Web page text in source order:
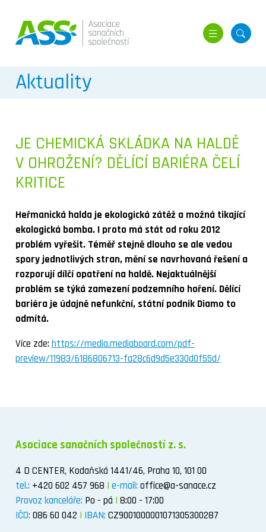
MENU
Aktuality
JE CHEMICKÁ SKLÁDKA NA HALDĚ
V OHROŽENÍ? DĚLÍCÍ BARIÉRA ČELÍ
KRITICE
Heřmanická halda je ekologická zátěž a možná tikající
ekologická bomba. I proto má stát od roku 2012
problém vyřešit. Téměř stejně dlouho se ale vedou
spory jednotlivých stran, mění se navrhovaná řešení a
rozporují dílčí opatření na haldě. Nejaktuálnější
problém se týká zamezení podzemního hoření. Dělící
bariéra je údajně nefunkční, státní podnik Diamo to
odmítá.
Více zde: https://media.mediaboard.com/pdf-
preview/11983/6186806713-fa28c6d9d5e330d0f55d/
Asociace sanačních společností z. s.
4 D CENTER, Kodaňská 1441/46, Praha 10, 101 00
tel.: +420 602 457 968 | e-mail: office@a-sanace.cz
Provoz kanceláře: Po - pá | 8:00 - 17:00
IČO: 086 60 042 | IBAN: CZ9001000001071305300287